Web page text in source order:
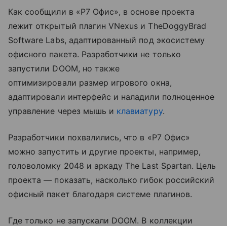
Как сообщили в «Р7 Офис», в основе проекта
лежит открытый плагин VNexus и TheDoggyBrad
Software Labs, адаптированный под экосистему
офисного пакета. Разработчики не только
запустили DOOM, но также
оптимизировали размер игрового окна,
адаптировали интерфейс и наладили полноценное
управление через мышь и клавиатуру.
Разработчики похвалились, что в «Р7 Офис»
можно запустить и другие проекты, например,
головоломку 2048 и аркаду The Last Spartan. Цель
проекта — показать, насколько гибок российский
офисный пакет благодаря системе плагинов.
Где только не запускали DOOM. В коллекции